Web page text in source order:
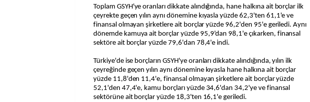
Toplam GSYH'ye oranları dikkate alındığında, hane halkına ait borçlar ilk
çeyrekte geçen yılın aynı dönemine kıyasla yüzde 62,3'ten 61,1'e ve
finansal olmayan şirketlere ait borçlar yüzde 96,2'den 95'e geriledi. Aynı
dönemde kamuya ait borçlar yüzde 95,9'dan 98,1'e çıkarken, finansal
sektöre ait borçlar yüzde 79,6'dan 78,4'e indi.
Türkiye'de ise borçların GSYH'ye oranları dikkate alındığında, yılın ilk
çeyreğinde geçen yılın aynı dönemine kıyasla hane halkına ait borçlar
yüzde 11,8'den 11,4'e, finansal olmayan şirketlere ait borçlar yüzde
52,1'den 47,4'e, kamu borçları yüzde 34,6'dan 34,2'ye ve finansal
sektörüne ait borçlar yüzde 18,3'ten 16,1'e geriledi.